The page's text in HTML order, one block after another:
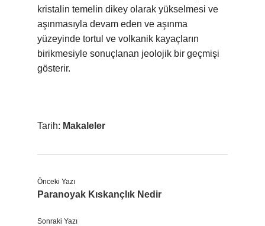
kristalin temelin dikey olarak yükselmesi ve
aşınmasıyla devam eden ve aşınma
yüzeyinde tortul ve volkanik kayaçların
birikmesiyle sonuçlanan jeolojik bir geçmişi
gösterir.
Tarih: Makaleler
Önceki Yazı
Paranoyak Kıskançlık Nedir
Sonraki Yazı